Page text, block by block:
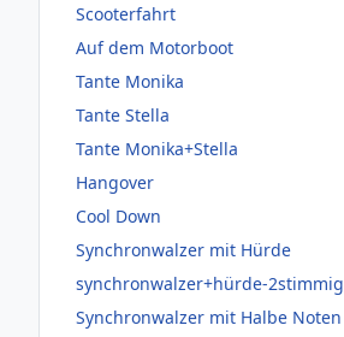
Scooterfahrt
Auf dem Motorboot
Tante Monika
Tante Stella
Tante Monika+Stella
Hangover
Cool Down
Synchronwalzer mit Hürde
synchronwalzer+hürde-2stimmig
Synchronwalzer mit Halbe Noten